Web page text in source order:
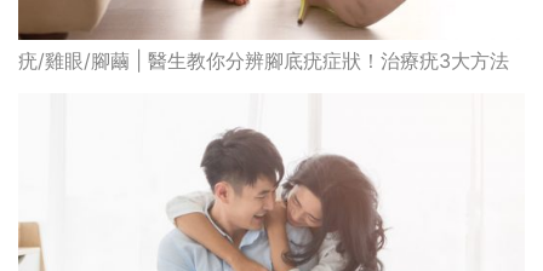
疣/雞眼/腳繭 | 醫生教你分辨腳底疣症狀！治療疣3大方法